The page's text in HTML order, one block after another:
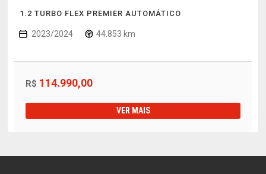
1.2 TURBO FLEX PREMIER AUTOMÁTICO
2023/2024 44.853 km
R$ 114.990,00
VER MAIS